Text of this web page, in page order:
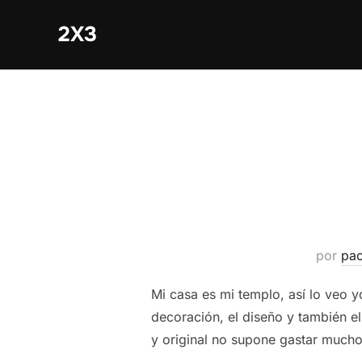
2X3
por
Mi casa es mi templo, así lo veo
decoración, el diseño y también
y original no supone gastar